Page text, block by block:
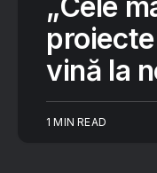
vină la
1 MIN READ